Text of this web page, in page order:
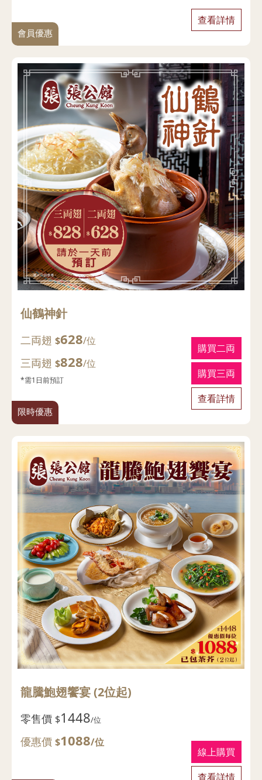
會員優惠
查看詳情
限時優惠
仙鶴神針
二両翅 $628/位
三両翅 $828/位
*需1日前預訂
購買二両
購買三両
查看詳情
龍騰鮑翅饗宴 (2位起)
零售價 $1448/位
優惠價 $1088/位
線上購買
查看詳情